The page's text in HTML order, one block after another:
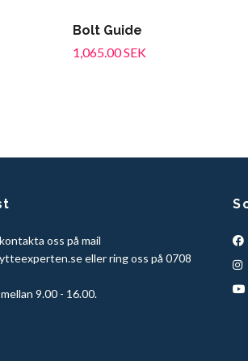
Bolt Guide
1,065.00 SEK
oss på mail
eller ring oss på 0708
9.00 - 16.00.